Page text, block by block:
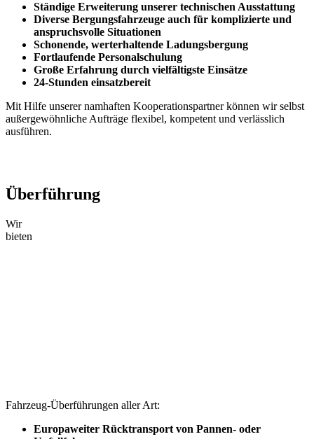
Ständige Erweiterung unserer technischen Ausstattung
Diverse Bergungsfahrzeuge auch für komplizierte und
anspruchsvolle Situationen
Schonende, werterhaltende Ladungsbergung
Fortlaufende Personalschulung
Große Erfahrung durch vielfältigste Einsätze
24-Stunden einsatzbereit
Mit Hilfe unserer namhaften Kooperationspartner können wir selbst
außergewöhnliche Aufträge flexibel, kompetent und verlässlich
ausführen.
Überführung
Wir
bieten
Fahrzeug-Überführungen aller Art:
Europaweiter Rücktransport von Pannen- oder